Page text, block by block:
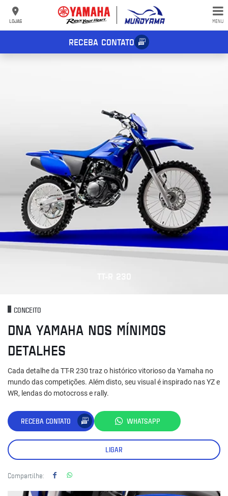
LOJAS MENU
RECEBA CONTATO
CONCEITO
DNA YAMAHA NOS MÍNIMOS
DETALHES
Cada detalhe da TT-R 230 traz o histórico vitorioso da Yamaha no
mundo das competições. Além disto, seu visual é inspirado nas YZ e
WR, lendas do motocross e rally.
RECEBA CONTATO WHATSAPP
LIGAR
Compartilhe: